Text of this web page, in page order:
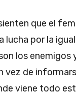
que el
lucha por la
los enemigos
vez de
viene todo